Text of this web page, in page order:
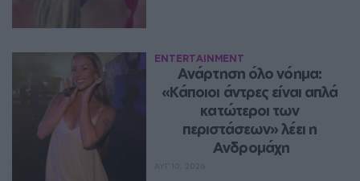
ENTERTAINMENT
Ανάρτηση όλο νόημα:
«Κάποιοι άντρες είναι απλά
κατώτεροι των
περιστάσεων» λέει η
Ανδρομάχη